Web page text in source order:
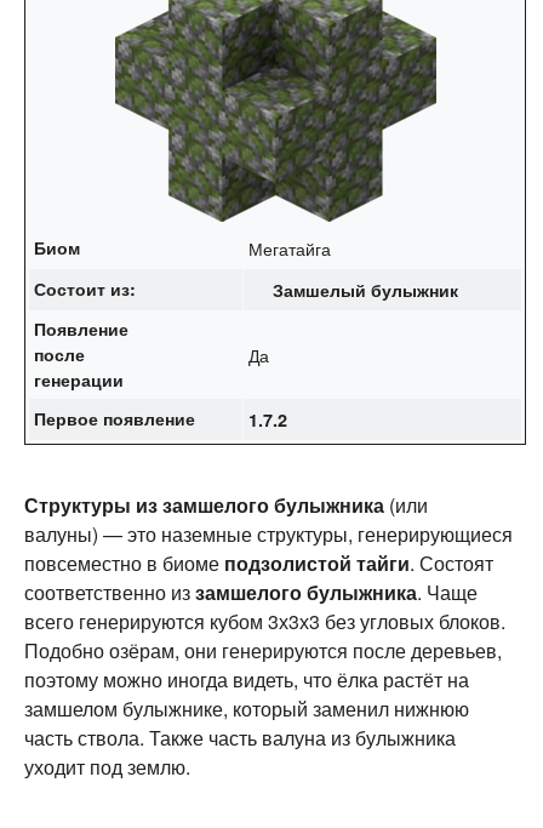
Биом Мегатайга
Состоит из:
Замшелый булыжник
Появление
после
генерации
Да
Первое появление 1.7.2
Структуры из замшелого булыжника (или
валуны) — это наземные структуры, генерирующиеся
повсеместно в биоме подзолистой тайги. Состоят
соответственно иззамшелого булыжника. Чаще
всего генерируются кубом 3х3х3 без угловых блоков.
Подобно озёрам, они генерируются после деревьев,
поэтому можно иногда видеть, что ёлка растёт на
замшелом булыжнике, который заменил нижнюю
часть ствола. Также часть валуна из булыжника
уходит под землю.